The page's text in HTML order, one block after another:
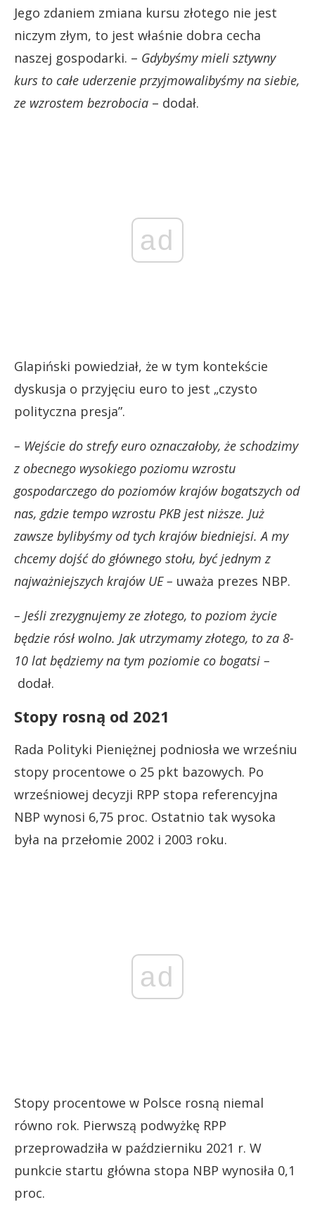
Jego zdaniem zmiana kursu złotego nie jest
niczym złym, to jest właśnie dobra cecha
naszej gospodarki. – Gdybyśmy mieli sztywny
kurs to całe uderzenie przyjmowalibyśmy na siebie,
ze wzrostem bezrobocia – dodał.
ad
Glapiński powiedział, że w tym kontekście
dyskusja o przyjęciu euro to jest „czysto
polityczna presja”.
– Wejście do strefy euro oznaczałoby, że schodzimy
z obecnego wysokiego poziomu wzrostu
gospodarczego do poziomów krajów bogatszych od
nas, gdzie tempo wzrostu PKB jest niższe. Już
zawsze bylibyśmy od tych krajów biedniejsi. A my
chcemy dojść do głównego stołu, być jednym z
najważniejszych krajów UE – uważa prezes NBP.
– Jeśli zrezygnujemy ze złotego, to poziom życie
będzie rósł wolno. Jak utrzymamy złotego, to za 8-
10 lat będziemy na tym poziomie co bogatsi –
dodał.
Stopy rosną od 2021
Rada Polityki Pieniężnej podniosła we wrześniu
stopy procentowe o 25 pkt bazowych. Po
wrześniowej decyzji RPP stopa referencyjna
NBP wynosi 6,75 proc. Ostatnio tak wysoka
była na przełomie 2002 i 2003 roku.
ad
Stopy procentowe w Polsce rosną niemal
równo rok. Pierwszą podwyżkę RPP
przeprowadziła w październiku 2021 r. W
punkcie startu główna stopa NBP wynosiła 0,1
proc.